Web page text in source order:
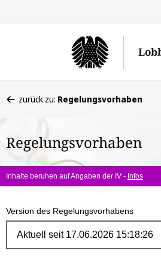
befinden
hier:
zurück zu: Regelungsvorhaben
Regelungsvorhaben
Inhalte beruhen auf Angaben der IV - Infos
Version des Regelungsvorhabens